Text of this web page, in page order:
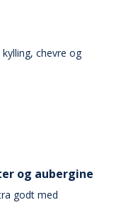
chevre og
og aubergine
godt med